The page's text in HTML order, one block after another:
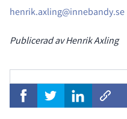
henrik.axling@innebandy.se
Publicerad av Henrik Axling